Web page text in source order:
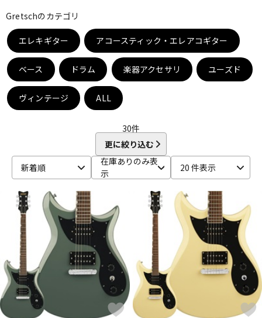
キーボード
管楽器 その他楽器
DTM
DTM オンライン納品 レコーディング機器
配信/ライブ機器 楽器アクセサリ
ヴィンテージ
Gretschのカテゴリ
エレキギター アコースティック・エレアコギター
ベース ドラム 楽器アクセサリ ユーズド
ヴィンテージ ALL
30件
更に絞り込む
新着順
在庫ありのみ表
示
20 件表示